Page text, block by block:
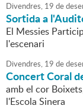
Divendres, 19 de
Sortida a
El Messies
l'escenari
Divendres, 19 de
Concert Coral
amb el cor
l'Escola Sinera